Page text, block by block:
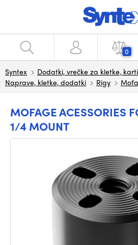
0
Syntex
Dodatki, vrečke za kletke,
Naprave, kletke, dodatki
Rigy
MOFAGE ACESSORIES
1/4 MOUNT